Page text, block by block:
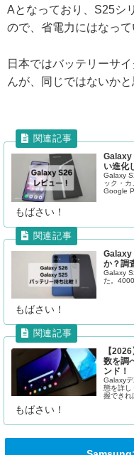
Aとなっており、S25シ
ので、省電力にはなって
日本ではバッテリーサ
んが、同じではないかと
Galaxy
い進化
Galaxy
ック・カ
Google
もばさい！
Galaxy
か？調
Galaxy
た。
もばさい！
【
数を調
ンド！
Galaxy
態を詳し
握できれ
もばさい！